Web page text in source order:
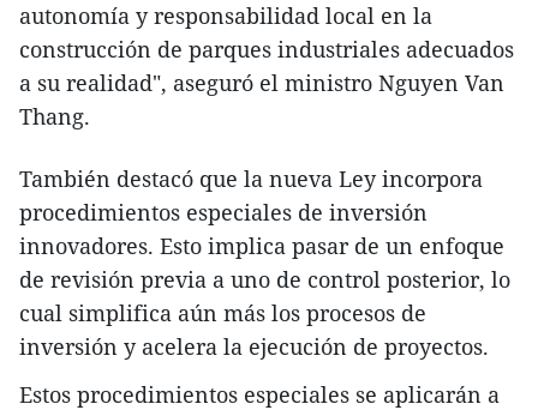
autonomía y responsabilidad local en la
construcción de parques industriales adecuados
a su realidad", aseguró el ministro Nguyen Van
Thang.
También destacó que la nueva Ley incorpora
procedimientos especiales de inversión
innovadores. Esto implica pasar de un enfoque
de revisión previa a uno de control posterior, lo
cual simplifica aún más los procesos de
inversión y acelera la ejecución de proyectos.
Estos procedimientos especiales se aplicarán a